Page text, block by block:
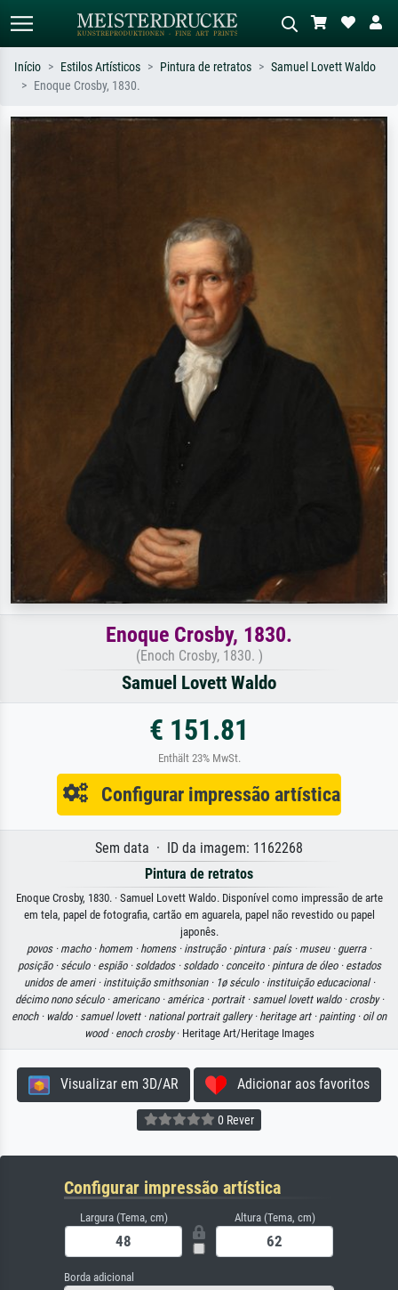
Início Estilos Artísticos Pintura de retratos
Samuel Lovett Waldo
Enoque Crosby, 1830.
Enoque Crosby, 1830.
(Enoch Crosby, 1830. )
Samuel Lovett Waldo
€ 151.81
Enthält 23% MwSt.
Configurar impressão artística
Sem data · ID da imagem: 1162268
Pintura de retratos
Enoque Crosby, 1830. · Samuel Lovett Waldo. Disponível como impressão de arte
em tela, papel de fotografia, cartão em aguarela, papel não revestido ou papel
japonês.
povos · macho · homem · homens · instrução · pintura · país · museu · guerra ·
posição · século · espião · soldados · soldado · conceito · pintura de óleo · estados
unidos de ameri · instituição smithsonian · 1ø século · instituição educacional ·
décimo nono século · americano · américa · portrait · samuel lovett waldo · crosby ·
enoch · waldo · samuel lovett · national portrait gallery · heritage art · painting · oil on
wood · enoch crosby· Heritage Art/Heritage Images
Visualizar em 3D/AR Adicionar aos favoritos
0 Rever
Configurar impressão artística
Largura (Tema, cm) Altura (Tema, cm)
Borda adicional